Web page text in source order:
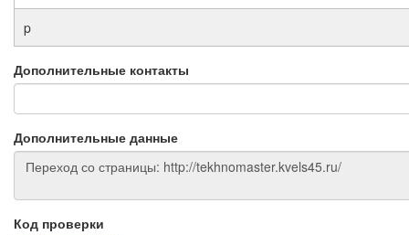
p
Дополнительные контакты
Дополнительные данные
Код проверки